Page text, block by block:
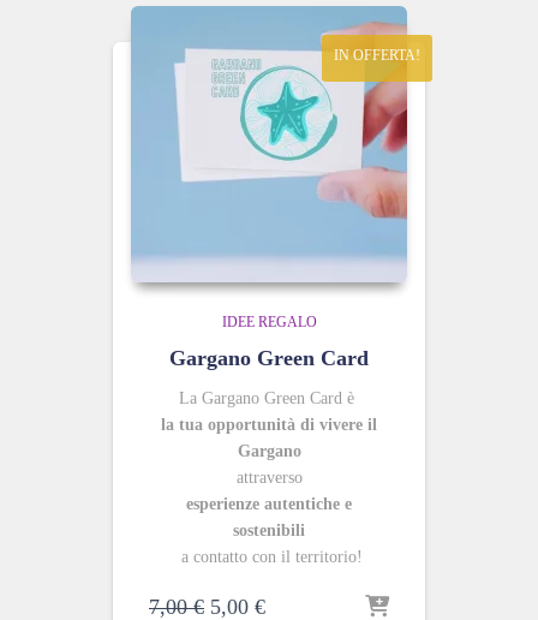
IN OFFERTA!
IDEE REGALO
Gargano Green Card
La Gargano Green Card è
la tua opportunità di vivere il
Gargano
attraverso
esperienze autentiche e
sostenibili
a contatto con il territorio!
7,00€ Il
5,00 €Il